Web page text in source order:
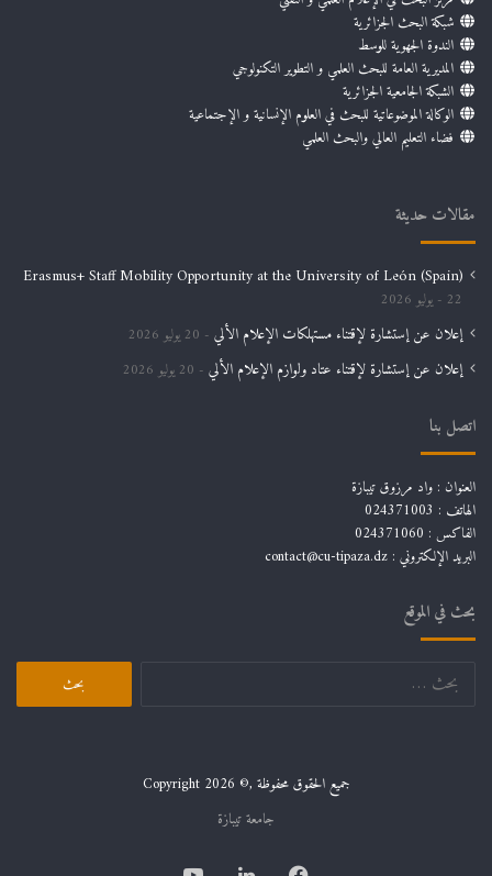
شبكة البحث الجزائرية
الندوة الجهوية للوسط
المديرية العامة للبحث العلمي و التطوير التكنولوجي
الشبكة الجامعية الجزائرية
الوكالة الموضوعاتية للبحث في العلوم الإنسانية و الإجتماعية
فضاء التعليم العالي والبحث العلمي
مقالات حديثة
Erasmus+ Staff Mobility Opportunity at the University of León (Spain)
22 يوليو 2026
إعلان عن إستشارة لإقتناء مستهلكات الإعلام الألي 20 يوليو 2026
إعلان عن إستشارة لإقتناء عتاد ولوازم الإعلام الألي 20 يوليو 2026
اتصل بنا
العنوان : واد مرزوق تيبازة
الهاتف : 024371003
الفاكس : 024371060
البريد الإلكتروني : contact@cu-tipaza.dz
بحث في الموقع
البحث
جميع الحقوق محفوظة ,© Copyright 2026
جامعة تيبازة